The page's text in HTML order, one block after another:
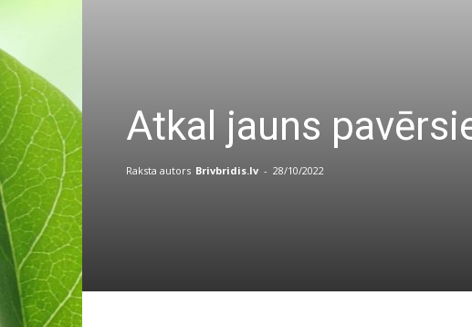
Atkal jauns
Raksta autors Brivbridis.lv - 28/10/2022